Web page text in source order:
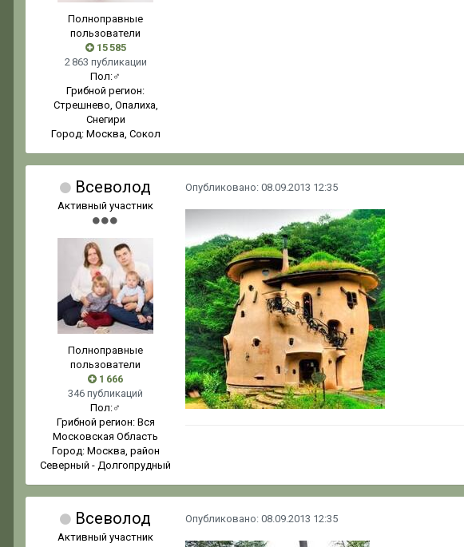
Полноправные
пользователи
15 585
2 863 публикации
Пол:♂
Грибной регион:
Стрешнево, Опалиха,
Снегири
Город: Москва, Сокол
Всеволод
Активный участник
Полноправные
пользователи
1 666
346 публикаций
Пол:♂
Грибной регион: Вся
Московская Область
Город: Москва, район
Северный - Долгопрудный
Опубликовано: 08.09.2013 12:35
Всеволод
Активный участник
Опубликовано: 08.09.2013 12:35